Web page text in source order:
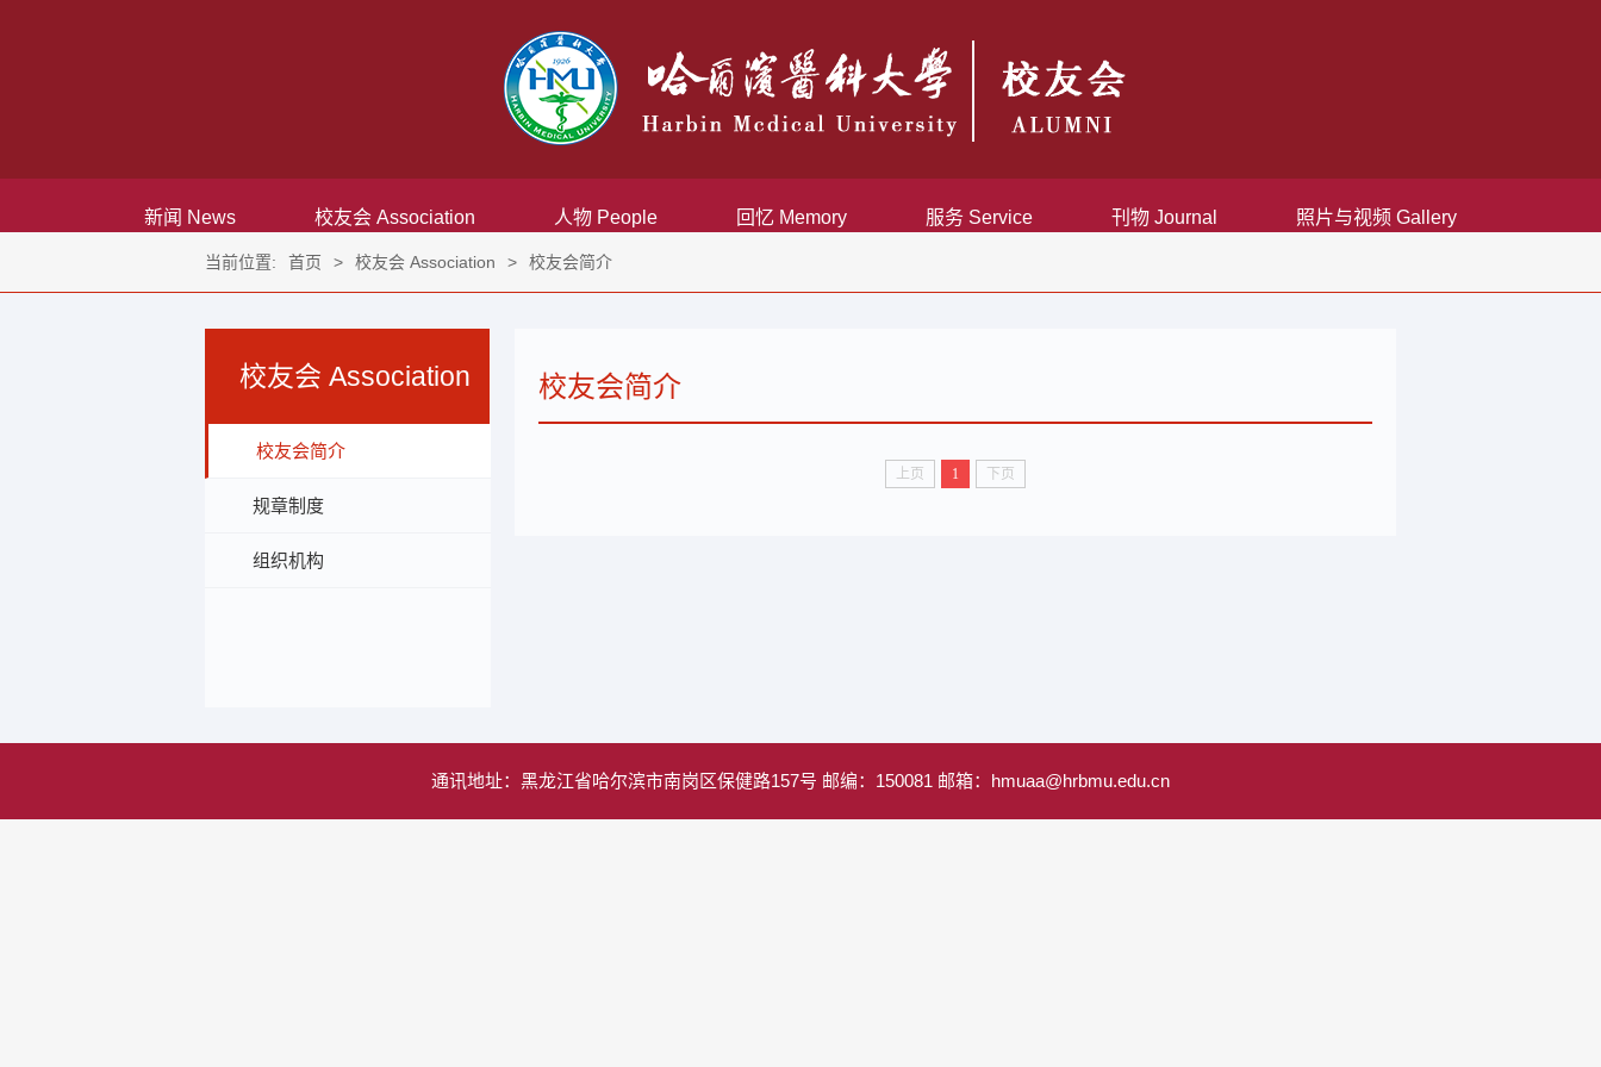
新闻 News 校友会 Association 人物 People 回忆 Memory 服务 Service 刊物 Journal 照片与视频 Gallery
当前位置: 首页 > 校友会 Association > 校友会简介
校友会 Association
校友会简介
规章制度
组织机构
校友会简介
上页 1 下页
通讯地址：黑龙江省哈尔滨市南岗区保健路157号 邮编：150081 邮箱：hmuaa@hrbmu.edu.cn